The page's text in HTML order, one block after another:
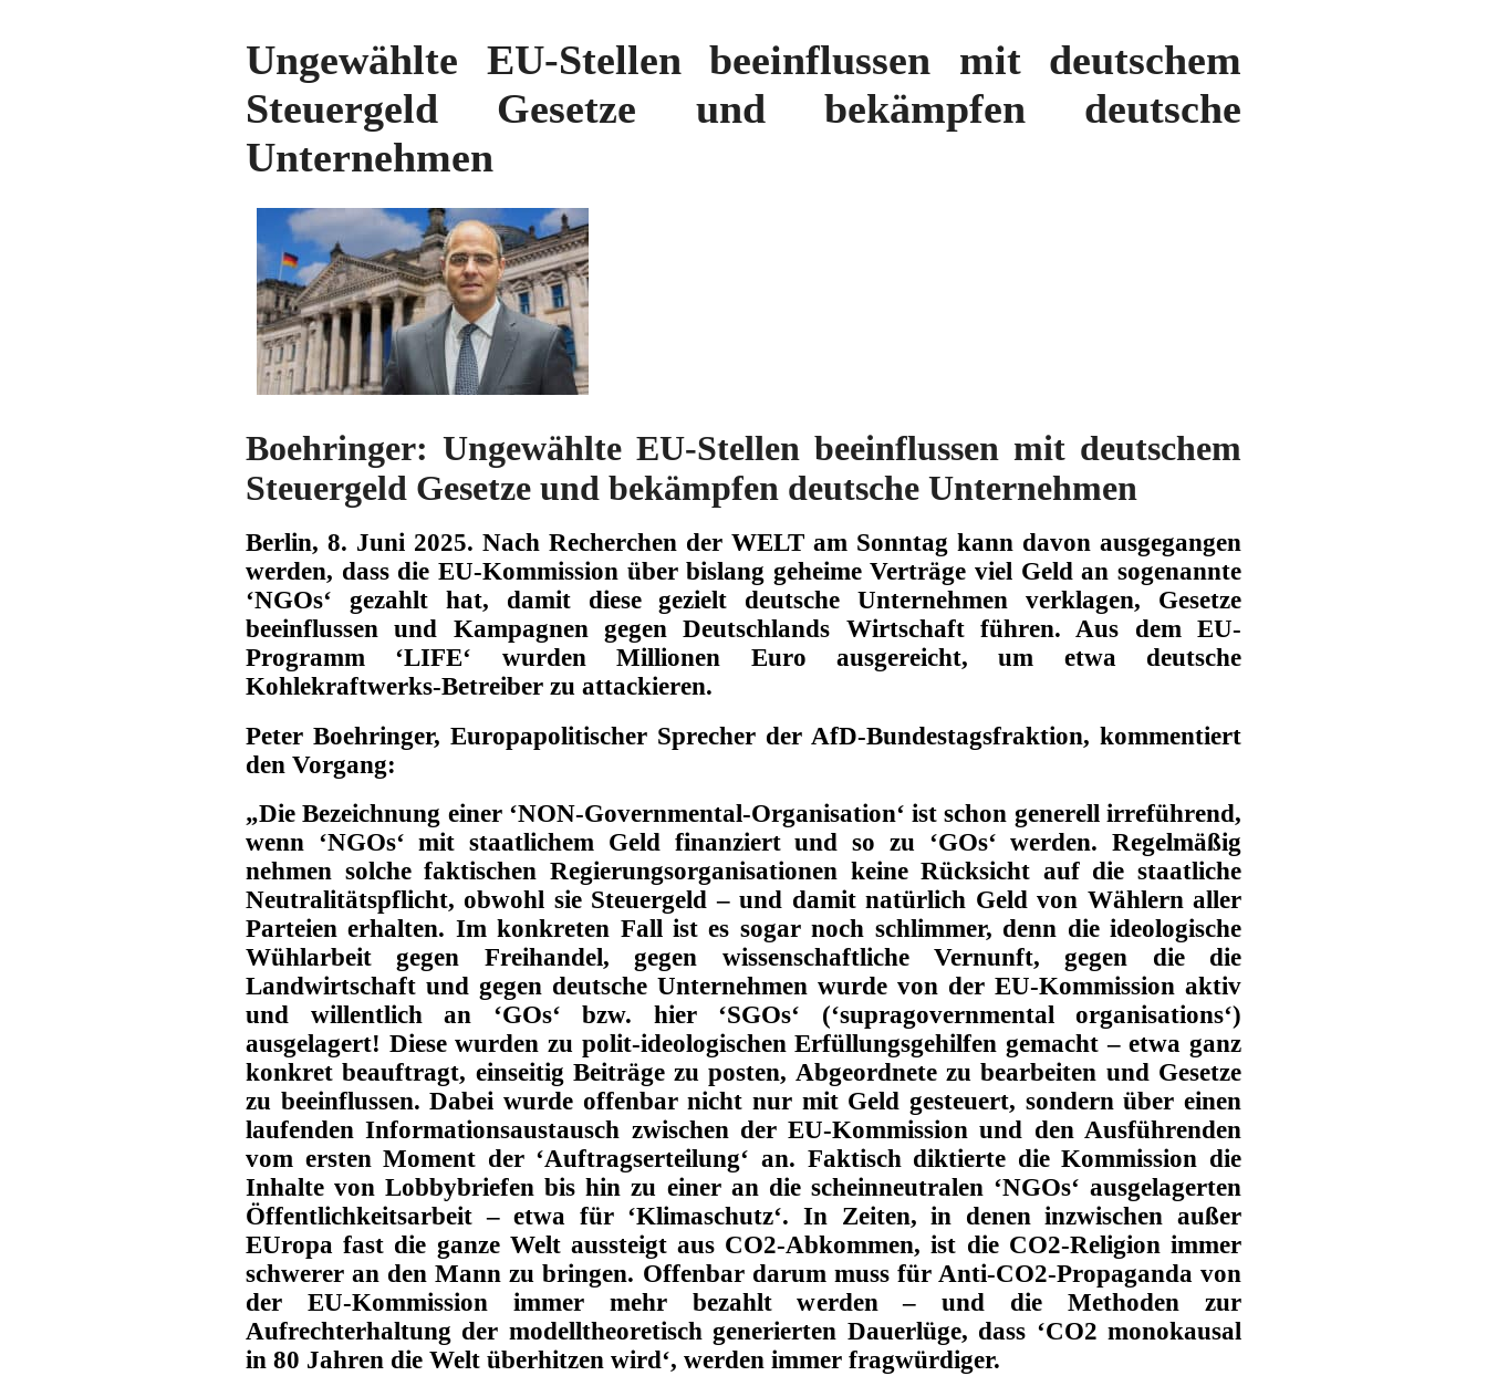
Ungewählte EU-Stellen beeinflussen mit deutschem
Steuergeld Gesetze und bekämpfen deutsche
Unternehmen
Boehringer: Ungewählte EU-Stellen beeinflussen mit deutschem
Steuergeld Gesetze und bekämpfen deutsche Unternehmen
Berlin, 8. Juni 2025. Nach Recherchen der WELT am Sonntag kann davon ausgegangen
werden, dass die EU-Kommission über bislang geheime Verträge viel Geld an sogenannte
‘NGOs‘ gezahlt hat, damit diese gezielt deutsche Unternehmen verklagen, Gesetze
beeinflussen und Kampagnen gegen Deutschlands Wirtschaft führen. Aus dem EU-
Programm ‘LIFE‘ wurden Millionen Euro ausgereicht, um etwa deutsche
Kohlekraftwerks-Betreiber zu attackieren.
Peter Boehringer, Europapolitischer Sprecher der AfD-Bundestagsfraktion, kommentiert
den Vorgang:
„Die Bezeichnung einer ‘NON-Governmental-Organisation‘ ist schon generell irreführend,
wenn ‘NGOs‘ mit staatlichem Geld finanziert und so zu ‘GOs‘ werden. Regelmäßig
nehmen solche faktischen Regierungsorganisationen keine Rücksicht auf die staatliche
Neutralitätspflicht, obwohl sie Steuergeld – und damit natürlich Geld von Wählern aller
Parteien erhalten. Im konkreten Fall ist es sogar noch schlimmer, denn die ideologische
Wühlarbeit gegen Freihandel, gegen wissenschaftliche Vernunft, gegen die die
Landwirtschaft und gegen deutsche Unternehmen wurde von der EU-Kommission aktiv
und willentlich an ‘GOs‘ bzw. hier ‘SGOs‘ (‘supragovernmental organisations‘)
ausgelagert! Diese wurden zu polit-ideologischen Erfüllungsgehilfen gemacht– etwa ganz
konkret beauftragt, einseitig Beiträge zu posten, Abgeordnete zu bearbeiten und Gesetze
zu beeinflussen. Dabei wurde offenbar nicht nur mit Geld gesteuert, sondern über einen
laufenden Informationsaustausch zwischen der EU-Kommission und den Ausführenden
vom ersten Moment der ‘Auftragserteilung‘ an. Faktisch diktierte die Kommission die
Inhalte von Lobbybriefen bis hin zu einer an die scheinneutralen ‘NGOs‘ ausgelagerten
Öffentlichkeitsarbeit – etwa für ‘Klimaschutz‘. In Zeiten, in denen inzwischen außer
EUropa fast die ganze Welt aussteigt aus CO2-Abkommen, ist die CO2-Religion immer
schwerer an den Mann zu bringen. Offenbar darum muss für Anti-CO2-Propaganda von
der EU-Kommission immer mehr bezahlt werden – und die Methoden zur
Aufrechterhaltung der modelltheoretisch generierten Dauerlüge, dass ‘CO2 monokausal
in 80 Jahren die Welt überhitzen wird‘, werden immer fragwürdiger.